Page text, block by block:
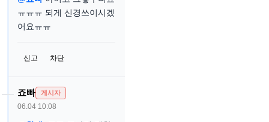
ㅠㅠㅠ 되게 신경쓰이시겠
어요ㅠㅠ
신고 차단
죠빠 게시자
06.04 10:08